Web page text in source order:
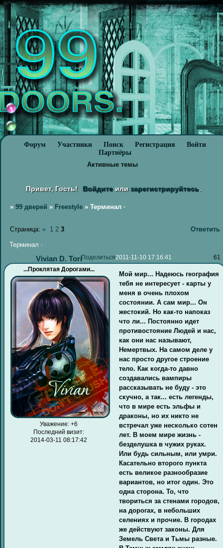
Форум Участники Поиск Регистрация
Войти
Партнёры
Активные темы
Привет, Гость! Войдитеили зарегистрируйтесь.
» 99 дверей » Freestyle » Терминал ·
Терминал ·
Страница: « 1 2 3 Ответить
Поделиться 61
2011-11-10 17:16:41
Vivian D. Tori
...Проклятая Дорогами...
Уважение: +6
Последний визит:
2014-03-11 08:17:42
Мой мир... Надеюсь география
тебя не интересует - карты у
меня в очень плохом
состоянии. А сам мир... Он
жестокий. Но как-то напоказ
что ли... Постоянно идет
противостояние Людей и нас,
как они нас называют,
Немертвых. На самом деле у
нас просто другое строение
тело. Как когда-то давно
создавались вампиры
рассказывать не буду - это
скучно, а так... есть легенды,
что в мире есть эльфы и
драконы, но их никто не
встречал уже несколько сотен
лет. В моем мире жизнь -
безделушка в чужих руках.
Или будь сильным, или умри.
Касательно второго пункта
есть великое разнообразие
вариантов, но итог один. Это
одна сторона. То, что
твориться за стенами городов,
на дорогах, в небольших
селениях и прочие. В городах
же действуют законы. Для
Земель Света и Тьмы разные.